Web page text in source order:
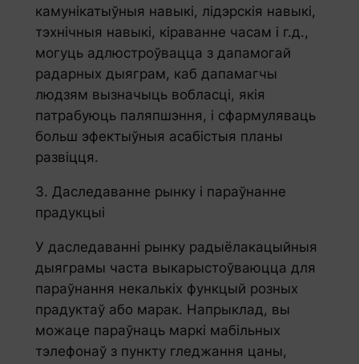
камунікатыўныя навыкі, лідэрскія навыкі,
тэхнічныя навыкі, кіраванне часам і г.д.,
могуць адлюстроўвацца з дапамогай
радарных дыяграм, каб дапамагчы
людзям вызначыць вобласці, якія
патрабуюць паляпшэння, і сфармуляваць
больш эфектыўныя асабістыя планы
развіцця.
3. Даследаванне рынку і параўнанне
прадукцыі
У даследаванні рынку радыёлакацыйныя
дыяграмы часта выкарыстоўваюцца для
параўнання некалькіх функцый розных
прадуктаў або марак. Напрыклад, вы
можаце параўнаць маркі мабільных
тэлефонаў з пункту гледжання цаны,